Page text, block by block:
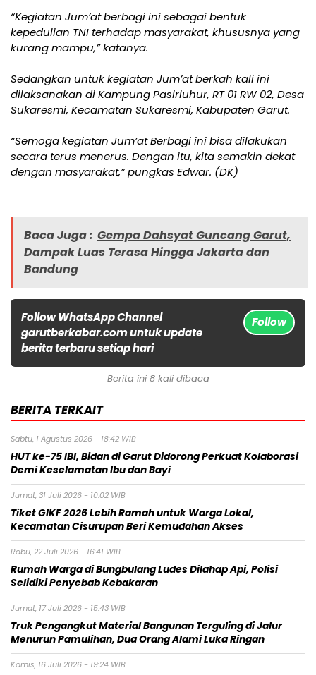
“Kegiatan Jum’at berbagi ini sebagai bentuk
kepedulian TNI terhadap masyarakat, khususnya yang
kurang mampu,” katanya.
Sedangkan untuk kegiatan Jum’at berkah kali ini
dilaksanakan di Kampung Pasirluhur, RT 01 RW 02, Desa
Sukaresmi, Kecamatan Sukaresmi, Kabupaten Garut.
“Semoga kegiatan Jum’at Berbagi ini bisa dilakukan
secara terus menerus. Dengan itu, kita semakin dekat
dengan masyarakat,” pungkas Edwar. (DK)
Baca Juga : Gempa Dahsyat Guncang Garut,
Dampak Luas Terasa Hingga Jakarta dan
Bandung
Follow WhatsApp Channel
garutberkabar.com untuk update
berita terbaru setiap hari
Follow
Berita ini 8 kali dibaca
BERITA TERKAIT
Sabtu, 1 Agustus 2026 - 18:42 WIB
HUT ke-75 IBI, Bidan di Garut Didorong Perkuat Kolaborasi
Demi Keselamatan Ibu dan Bayi
Jumat, 31 Juli 2026 - 10:02 WIB
Tiket GIKF 2026 Lebih Ramah untuk Warga Lokal,
Kecamatan Cisurupan Beri Kemudahan Akses
Rabu, 22 Juli 2026 - 16:41 WIB
Rumah Warga di Bungbulang Ludes Dilahap Api, Polisi
Selidiki Penyebab Kebakaran
Jumat, 17 Juli 2026 - 15:43 WIB
Truk Pengangkut Material Bangunan Terguling di Jalur
Menurun Pamulihan, Dua Orang Alami Luka Ringan
Kamis, 16 Juli 2026 - 19:24 WIB